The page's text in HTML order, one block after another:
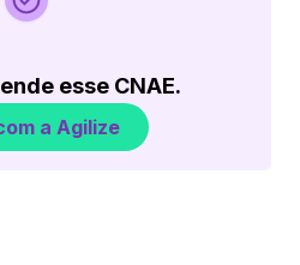
esse CNAE.
a Agilize